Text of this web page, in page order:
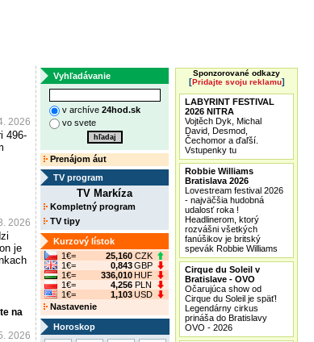
2026
496-
2026
je
na
2026
Vyhľadávanie
v archíve 24hod.sk
vo svete
Prenájom áut
TV program
TV Markíza
Kompletný program
TV tipy
Kurzový lístok
1€=
25,160 CZK
1€=
0,843GBP
1€=
336,010HUF
1€=
4,256 PLN
1€=
1,103USD
Nastavenie
Horoskop
Sponzorované odkazy
[Pridajte svoju reklamu]
LABYRINT FESTIVAL
2026 NITRA
Vojtěch Dyk, Michal
David, Desmod,
Čechomor a ďaľší.
Vstupenky tu
Robbie Williams
Bratislava 2026
Lovestream festival 2026
- najväčšia hudobná
udalosť roka !
Headlinerom, ktorý
rozvášni všetkých
fanúšikov je britský
spevák Robbie Williams
Cirque du Soleil v
Bratislave - OVO
Očarujúca show od
Cirque du Soleil je späť!
Legendárny cirkus
prináša do Bratislavy
OVO - 2026